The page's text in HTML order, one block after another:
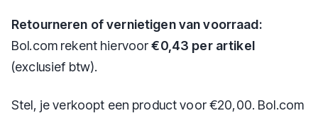
Retourneren of vernietigen van voorraad:
Bol.com rekent hiervoor€0,43 per artikel
(exclusief btw).
Stel, je verkoopt een product voor €20,00. Bol.com